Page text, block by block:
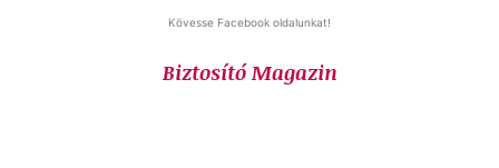
Kövesse Facebook oldalunkat!
Biztosító Magazin